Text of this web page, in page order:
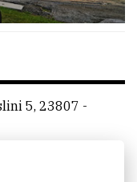
5, 23807 -